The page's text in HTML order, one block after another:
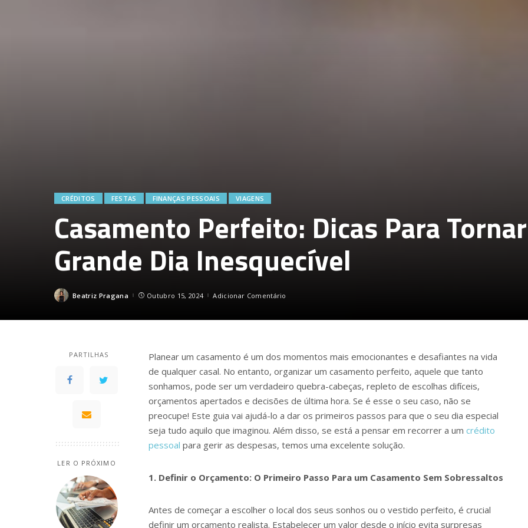
CRÉDITOS FESTAS FINANÇAS PESSOAIS VIAGENS
Casamento Perfeito: Dicas Para
Grande Dia Inesquecível
Posted
Beatriz Pragana Outubro 15, 2024 Adicionar Comentário
PARTILHAS
LER O PRÓXIMO
Planear um casamento é um dos momentos mais emocionantes e desafiantes na vida
de qualquer casal. No entanto, organizar um casamento perfeito, aquele que tanto
sonhamos, pode ser um verdadeiro quebra-cabeças, repleto de escolhas difíceis,
orçamentos apertados e decisões de última hora. Se é esse o seu caso, não se
preocupe! Este guia vai ajudá-lo a dar os primeiros passos para que o seu dia especial
seja tudo aquilo que imaginou. Além disso, se está a pensar em recorrer a um crédito
pessoal para gerir as despesas, temos uma excelente solução.
1. Definir o Orçamento: O Primeiro Passo Para um Casamento Sem Sobressaltos
Antes de começar a escolher o local dos seus sonhos ou o vestido perfeito, é crucial
definir um orçamento realista. Estabelecer um valor desde o início evita surpresas